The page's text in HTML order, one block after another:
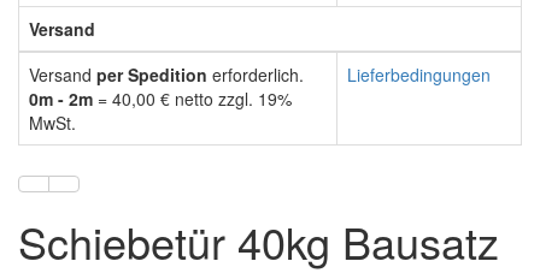
Versand
Versand per Spedition erforderlich.
0m - 2m = 40,00 € netto zzgl. 19%
MwSt.
Lieferbedingungen
Schiebetür 40kg Bausatz